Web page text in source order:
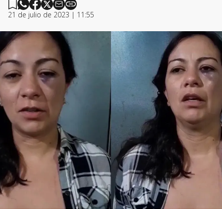
21 de julio de 2023 | 11:55